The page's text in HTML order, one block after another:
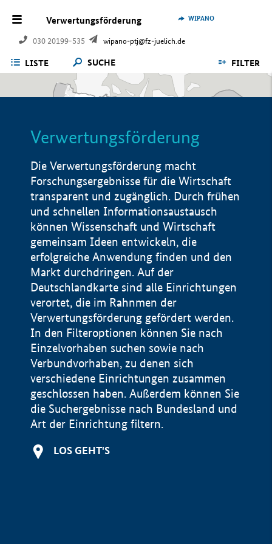
Verwertungsförderung
030 20199-535 wipano-ptj@fz-juelich.de
WIPANO
LISTE SUCHE FILTER
Verwertungsförderung
Die Verwertungsförderung macht
Forschungsergebnisse für die Wirtschaft
transparent und zugänglich. Durch frühen
und schnellen Informationsaustausch
können Wissenschaft und Wirtschaft
gemeinsam Ideen entwickeln, die
erfolgreiche Anwendung finden und den
Markt durchdringen. Auf der
Deutschlandkarte sind alle Einrichtungen
verortet, die im Rahnmen der
Verwertungsförderung gefördert werden.
In den Filteroptionen können Sie nach
Einzelvorhaben suchen sowie nach
Verbundvorhaben, zu denen sich
verschiedene Einrichtungen zusammen
geschlossen haben. Außerdem können Sie
die Suchergebnisse nach Bundesland und
Art der Einrichtung filtern.
LOS GEHT'S